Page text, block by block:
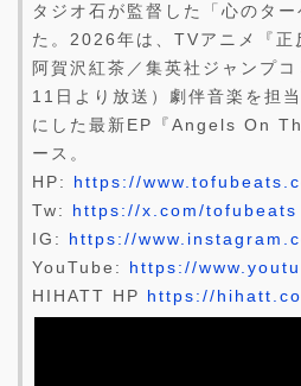
タジオ石が監督した「心のタ
た。2026年は、TVアニメ『正
阿賀沢紅茶／集英社ジャンプ
11日より放送）劇伴音楽を担
にした最新EP『Angels On
ース。
HP: https://
Tw: https://x.com/tofubeats
IG: https://
YouTube: https://
HIHATT HP https://